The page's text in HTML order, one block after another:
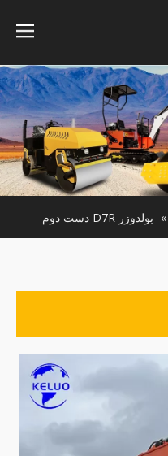
» بولدوزر D7R دست دوم